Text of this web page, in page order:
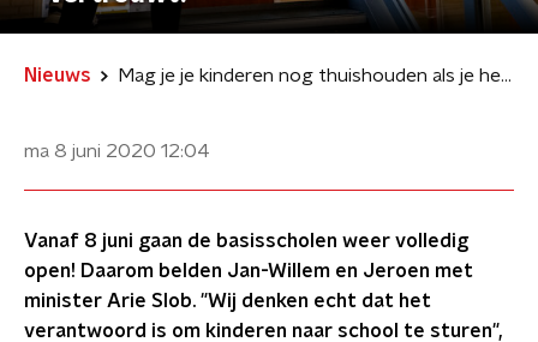
Nieuws Mag je je kinderen nog thuishouden als je het niet vertrouwt?
ma 8 juni 2020 12:04
Vanaf 8 juni gaan de basisscholen weer volledig
open! Daarom belden Jan-Willem en Jeroen met
minister Arie Slob. "Wij denken echt dat het
verantwoord is om kinderen naar school te sturen",